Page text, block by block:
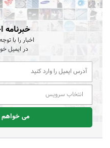
خبرنامه
اخبار را با
در ایمیل
انتخاب سرویس
می